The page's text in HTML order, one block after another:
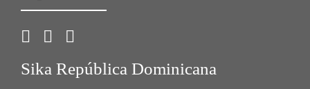
Sika República Dominicana